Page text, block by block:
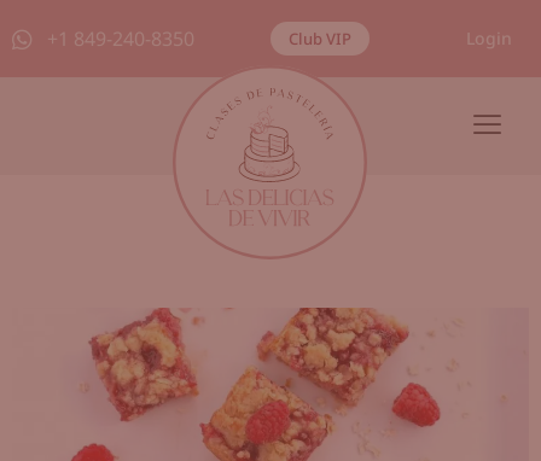
+1 849-240-8350 Club VIP Login